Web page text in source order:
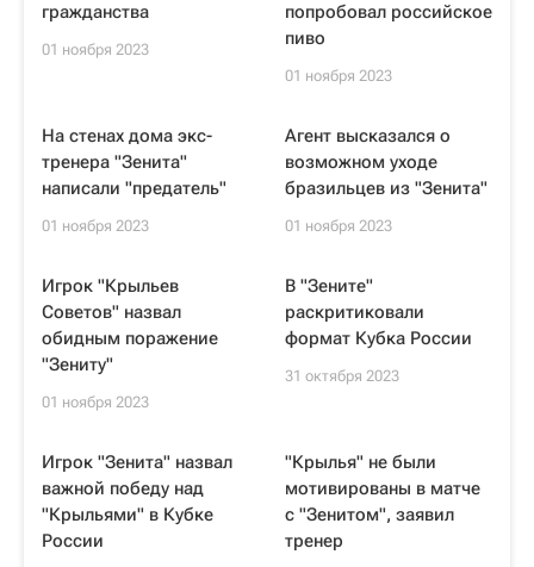
гражданства
01 ноября 2023
попробовал российское
пиво
01 ноября 2023
На стенах дома экс-
тренера "Зенита"
написали "предатель"
01 ноября 2023
Агент высказался о
возможном уходе
бразильцев из "Зенита"
01 ноября 2023
Игрок "Крыльев
Советов" назвал
обидным поражение
"Зениту"
01 ноября 2023
В "Зените"
раскритиковали
формат Кубка России
31 октября 2023
Игрок "Зенита" назвал
важной победу над
"Крыльями" в Кубке
России
"Крылья" не были
мотивированы в матче
с "Зенитом", заявил
тренер